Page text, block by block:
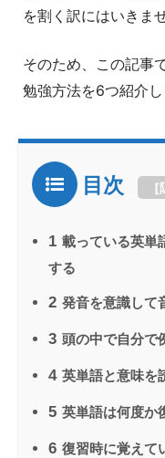
を割く訳にはいきませ
そのため、この記事
勉強方法を6つ紹介し
目次 [
1 載っている英単
する
2 発音を意識して
3 頭の中で自分で
4 英単語と意味を
5 英単語は何度か
6 復習時に覚えて